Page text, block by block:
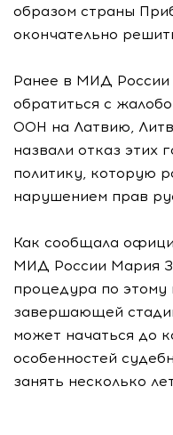
образом страны
окончательно
Ранее в МИД России
обратиться с
ООН на Латвию,
назвали отказ этих
политику, которую
нарушением прав
Как сообщала
МИД России Мария
процедура по этому
завершающей
может начаться до
особенностей
занять несколько